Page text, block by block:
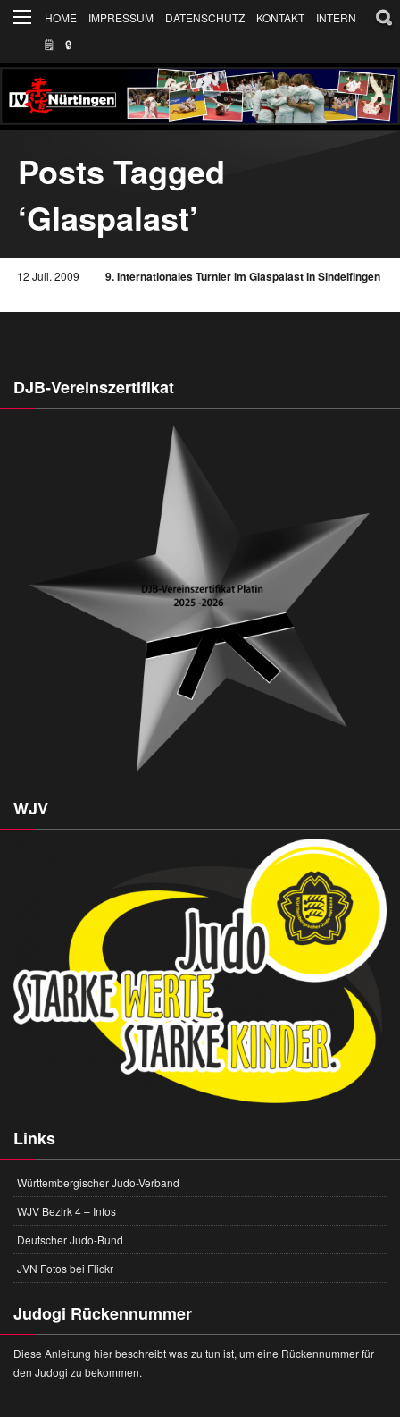
HOME IMPRESSUM DATENSCHUTZ KONTAKT
INTERN
🗒
🔒︎
Posts Tagged
‘Glaspalast’
12 Juli. 2009 9. Internationales Turnier im Glaspalast in Sindelfingen
DJB-Vereinszertifikat
WJV
Links
Württembergischer Judo-Verband
WJV Bezirk 4 – Infos
Deutscher Judo-Bund
JVN Fotos bei Flickr
Judogi Rückennummer
Diese Anleitung hier beschreibt was zu tun ist, um eine Rückennummer für
den Judogi zu bekommen.